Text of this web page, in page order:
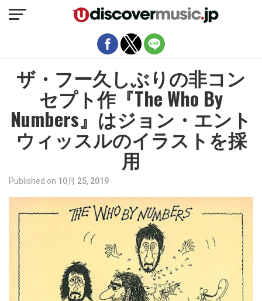
ザ・フー久しぶりの非コン
セプト作『The Who By
Numbers』はジョン・エント
ウィッスルのイラストを採
用
Published on 10月 25, 2019
モバイルバージョンを終了